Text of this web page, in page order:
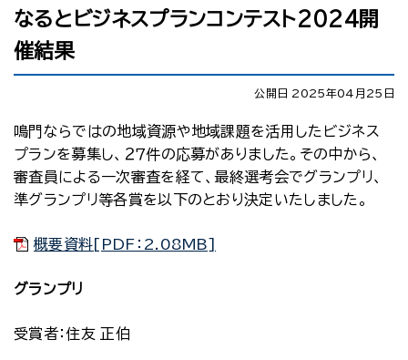
なるとビジネスプランコンテスト2024開
催結果
公開日 2025年04月25日
鳴門ならではの地域資源や地域課題を活用したビジネス
プランを募集し、２７件の応募がありました。その中から、
審査員による一次審査を経て、最終選考会でグランプリ、
準グランプリ等各賞を以下のとおり決定いたしました。
概要資料[PDF：2.08MB]
グランプリ
受賞者：住友 正伯